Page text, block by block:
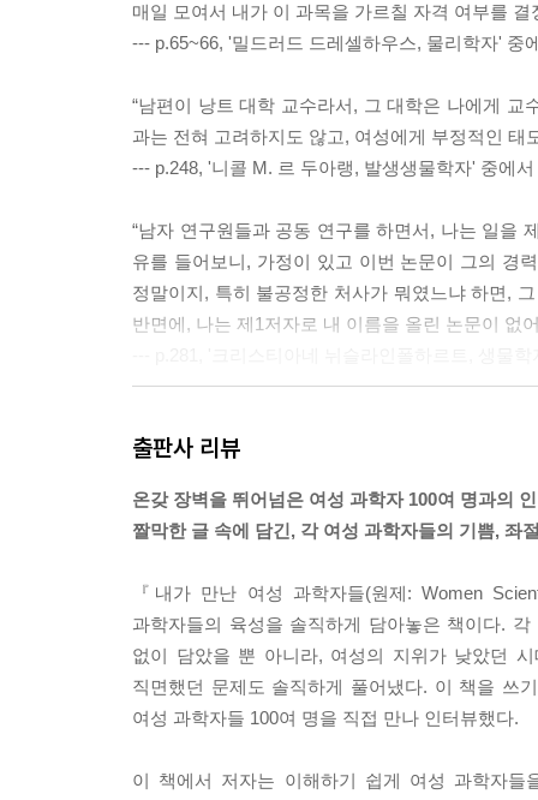
매일 모여서 내가 이 과목을 가르칠 자격 여부를
--- p.65~66, '밀드러드 드레셀하우스, 물리학자' 중
“남편이 낭트 대학 교수라서, 그 대학은 나에게
과는 전혀 고려하지도 않고, 여성에게 부정적인 태
--- p.248, '니콜 M. 르 두아랭, 발생생물학자' 중에서
“남자 연구원들과 공동 연구를 하면서, 나는 일을
유를 들어보니, 가정이 있고 이번 논문이 그의 경
정말이지, 특히 불공정한 처사가 뭐였느냐 하면,
반면에, 나는 제1저자로 내 이름을 올린 논문이 없
을 많이 받았어요. 그런 다음에 병원으로 갔고,
--- p.460, 세제르 셰네르 콤수올루, 신경과 전문의' 중에서
출판사 리뷰
온갖 장벽을 뛰어넘은 여성 과학자 100여 명과의
짤막한 글 속에 담긴, 각 여성 과학자들의 기쁨, 좌
『내가 만난 여성 과학자들(원제: Women
과학자들의 육성을 솔직하게 담아놓은 책이다.
없이 담았을 뿐 아니라, 여성의 지위가 낮았던
직면했던 문제도 솔직하게 풀어냈다. 이 책을 쓰
여성 과학자들 100여 명을 직접 만나 인터뷰했다.
이 책에서 저자는 이해하기 쉽게 여성 과학자